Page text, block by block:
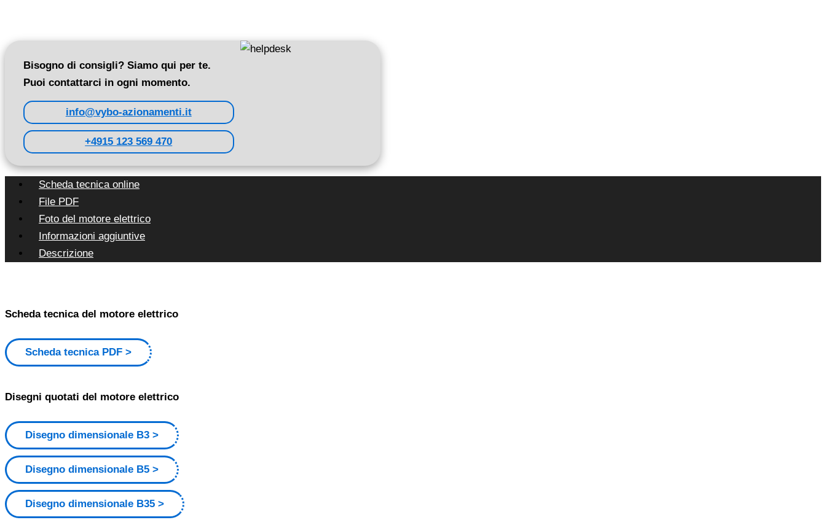
Bisogno di consigli? Siamo qui per te.
Puoi contattarci in ogni momento.
info@vybo-azionamenti.it
+4915 123 569 470
Scheda tecnica online
File PDF
Foto del motore elettrico
Informazioni aggiuntive
Descrizione
Scheda tecnica del motore elettrico
Scheda tecnica PDF
Disegni quotati del motore elettrico
Disegno dimensionale B3
Disegno dimensionale B5
Disegno dimensionale B35